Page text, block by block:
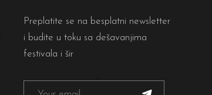
Preplatite se na besplatni newsletter
i budite u toku sa dešavanjima
festivala i šir